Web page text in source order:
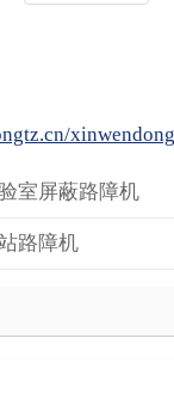
室屏蔽路障机
路障机